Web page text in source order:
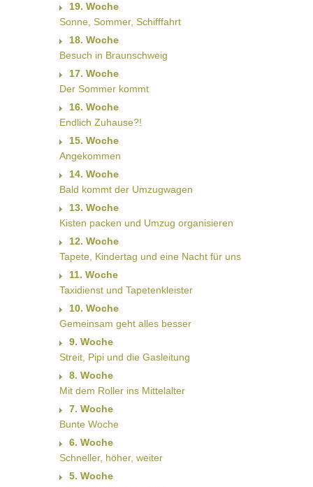
19. Woche
Sonne, Sommer, Schifffahrt
18. Woche
Besuch in Braunschweig
17. Woche
Der Sommer kommt
16. Woche
Endlich Zuhause?!
15. Woche
Angekommen
14. Woche
Bald kommt der Umzugwagen
13. Woche
Kisten packen und Umzug organisieren
12. Woche
Tapete, Kindertag und eine Nacht für uns
11. Woche
Taxidienst und Tapetenkleister
10. Woche
Gemeinsam geht alles besser
9. Woche
Streit, Pipi und die Gasleitung
8. Woche
Mit dem Roller ins Mittelalter
7. Woche
Bunte Woche
6. Woche
Schneller, höher, weiter
5. Woche